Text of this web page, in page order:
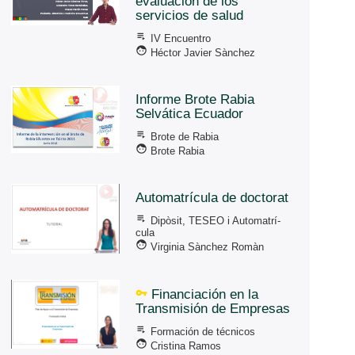
servicios de salud
playlist_play
IV Encuentro
face Héctor Javier Sànchez
Informe Brote Rabia
Selvática Ecuador
playlist_play Brote de Rabia
face Brote Rabia
Automatrí­cula de doctorat
playlist_play Dipòsit, TESEO i Automatrí­
cula
face Virginia Sànchez Romàn
vpn_key Financiación en la
Transmisión de Empresas
playlist_play Formación de técnicos
face Cristina Ramos